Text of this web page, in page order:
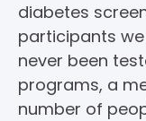
diabetes
participants
never been
programs, a
number of